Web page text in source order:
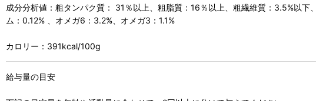
成分分析値：粗タンパク質： 31％以上、粗脂質：16％以上、粗繊維質：3.5%以
ム：0.12% 、オメガ6：3.2%、オメガ3：1.1%
カロリー：391kcal/100g
給与量の目安